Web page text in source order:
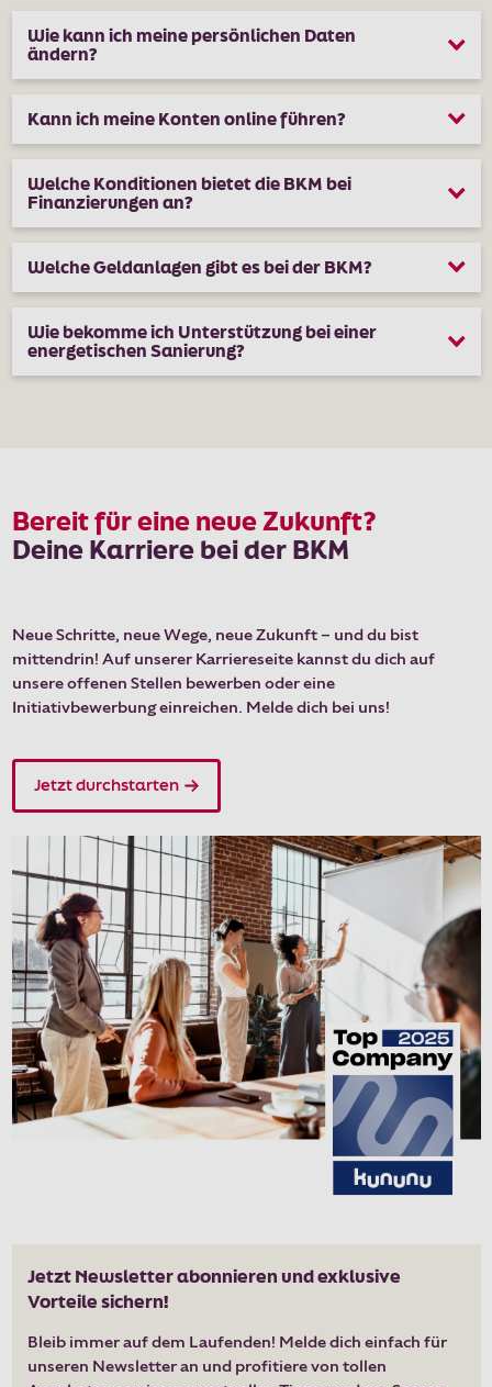
Wie kann ich meine persönlichen Daten
ändern?
Kann ich meine Konten online führen?
Welche Konditionen bietet die BKM bei
Finanzierungen an?
Welche Geldanlagen gibt es bei der BKM?
Wie bekomme ich Unterstützung bei einer
energetischen Sanierung?
Bereit für eine neue Zukunft?
Deine Karriere bei der BKM
Neue Schritte, neue Wege, neue Zukunft – und du bist
mittendrin! Auf unserer Karriereseite kannst du dich auf
unsere offenen Stellen bewerben oder eine
Initiativbewerbung einreichen. Melde dich bei uns!
Jetzt durchstarten
Jetzt Newsletter abonnieren und exklusive
Vorteile sichern!
Bleib immer auf dem Laufenden! Melde dich einfach für
unseren Newsletter an und profitiere von tollen